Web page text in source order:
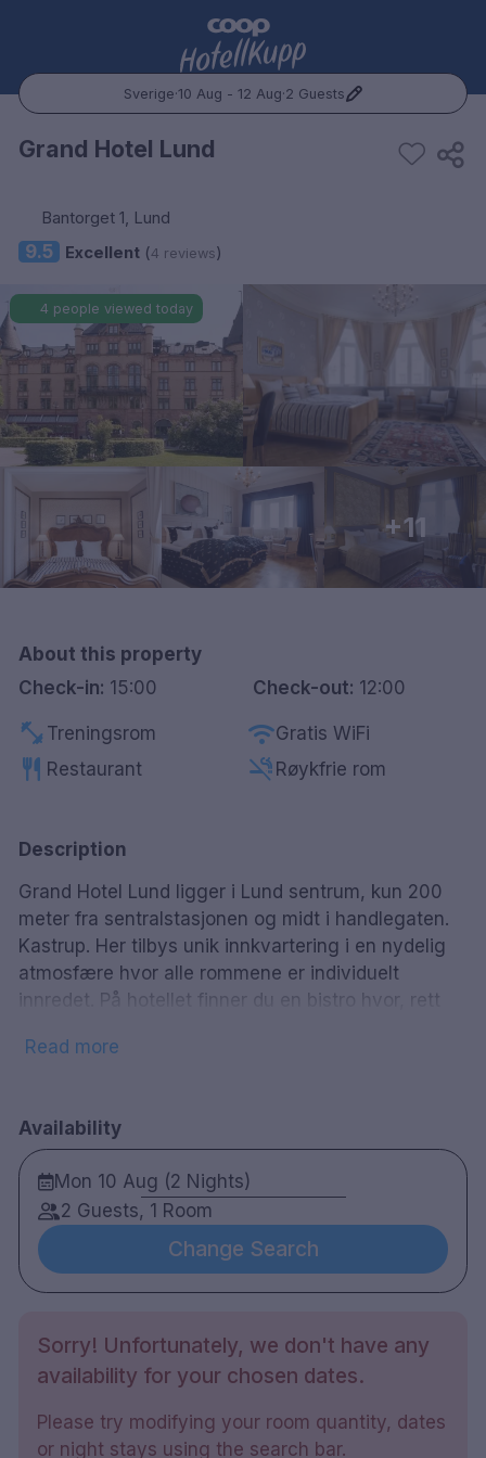
Sverige·10 Aug - 12 Aug·2 Guests
Popular Destinations:
Oslo
Trondheim
Hele Sverige
Stockholm
Göteborg
Hele Danmark
Grand Hotel Lund
Bantorget 1, Lund
9.5 Excellent(4 reviews)
4 people viewed today
+11
About this property
Check-in: 15:00 Check-out: 12:00
fitness_center Treningsrom wifiGratis WiFi
restaurant Restaurant smoke_free Røykfrie rom
Description
Grand Hotel Lund ligger i Lund sentrum, kun 200
meter fra sentralstasjonen og midt i handlegaten.
Kastrup. Her tilbys unik innkvartering i en nydelig
atmosfære hvor alle rommene er individuelt
innredet. På hotellet finner du en bistro hvor, rett
klassiske, elegante retter nytes under varme
impregnert med over hundre års lundhistorie, og
har blitt bevart gjennom alle renoveringer. Den
sitter i duften av mat og duften av vin, den sitter i
glasskassen, den sitter i selve knurringen.
Dobbel rom
Baderom med dusj
Gratis WiFi
TV
Safe
Read more
Availability
Mon 10 Aug (2 Nights)
2 Guests, 1 Room
Change Search
Sorry! Unfortunately, we don't have any
availability for your chosen dates.
Please try modifying your room quantity, dates
or night stays using the search bar.